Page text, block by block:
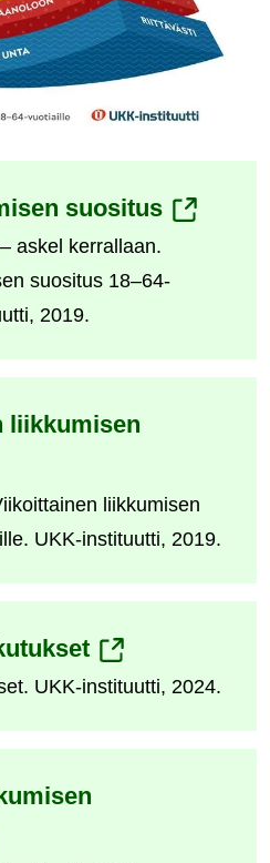
suositus(siirryt
askel kerrallaan.
suositus 18–64-
2019.
liikkumisen
liikkumisen
UKK-instituutti, 2019.
(siirryt
toiseen
palveluun)
UKK-instituutti, 2024.